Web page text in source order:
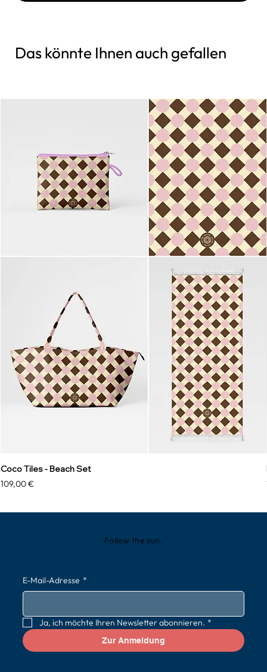
Das könnte Ihnen auch gefallen
Coco Tiles - Beach Set
Preis
109,00 €
Follow the sun.
E-Mail-Adresse *
Ja, ich möchte Ihren Newsletter abonnieren. *
Zur Anmeldung